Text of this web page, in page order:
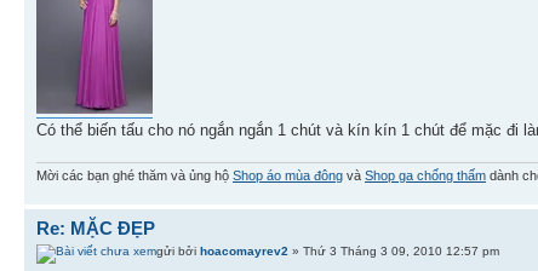
Có thể biến tấu cho nó ngắn ngắn 1 chút và kín kín 1 chút để mặc đi
Mời các bạn ghé thăm và ủng hộ Shop áo mùa đông và Shop ga chống thấm dành
Re: MẶC ĐẸP
gửi bởi hoacomayrev2 » Thứ 3 Tháng 3 09, 2010 12:57 pm